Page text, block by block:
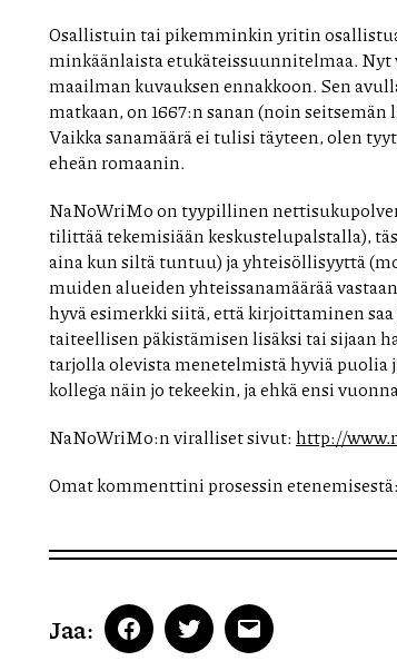
Osallistuin tai pikemminkin yritin
minkäänlaista etukäteissuunnitelmaa.
maailman kuvauksen ennakkoon. Sen
matkaan, on 1667:n sanan (noin
Vaikka sanamäärä ei tulisi täyteen, olen
eheän romaanin.
NaNoWriMo on tyypillinen
tilittää tekemisiään keskustelupalstalla),
aina kun siltä tuntuu) ja yhteisöllisyyttä
muiden alueiden yhteissanamäärää
hyvä esimerkki siitä, että kirjoittaminen
taiteellisen päkistämisen lisäksi tai sijaan
tarjolla olevista menetelmistä hyviä
kollega näin jo tekeekin, ja ehkä ensi
NaNoWriMo:n viralliset sivut: http://
Omat kommenttini prosessin etenemisestä:
Jaa: FacebookTwitterEmail